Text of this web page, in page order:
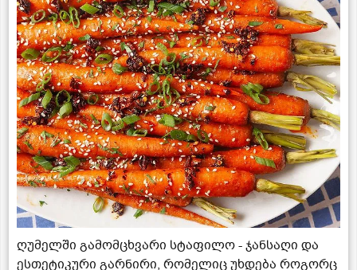
ღუმელში გამომცხვარი სტაფილო - ჯანსაღი და
ესთეტიკური გარნირი, რომელიც უხდება როგორც